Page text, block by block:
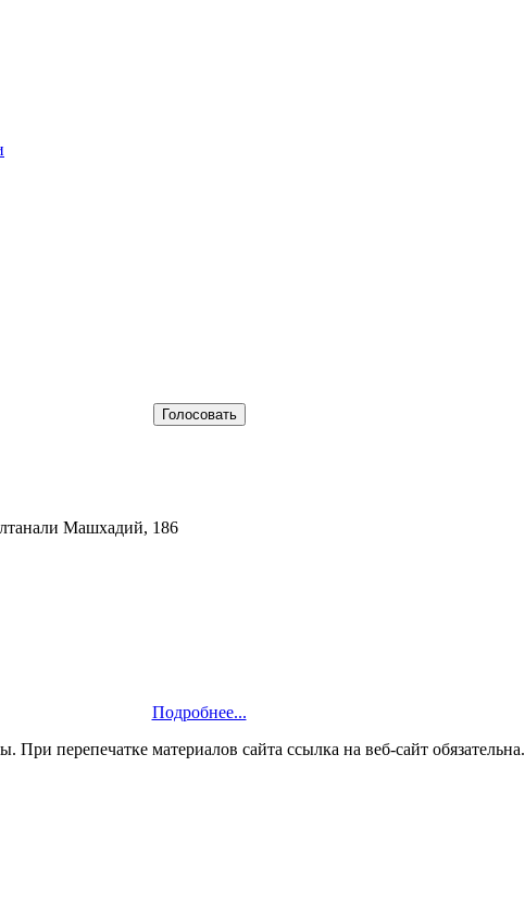
Машхадий, 186
Подробнее...
перепечатке материалов сайта ссылка на веб-сайт обязательна.